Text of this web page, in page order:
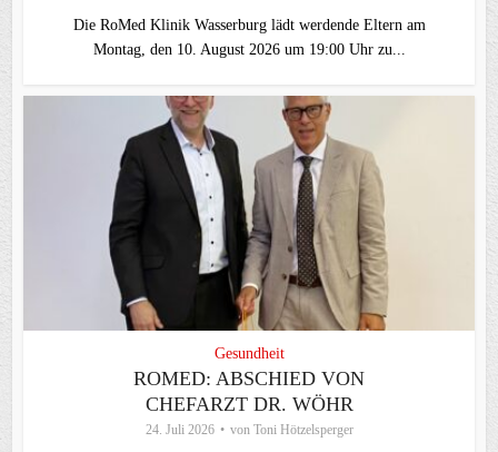
Die RoMed Klinik Wasserburg lädt werdende Eltern am
Montag, den 10. August 2026 um 19:00 Uhr zu...
Gesundheit
ROMED: ABSCHIED VON
CHEFARZT DR. WÖHR
24. Juli 2026 von Toni Hötzelsperger